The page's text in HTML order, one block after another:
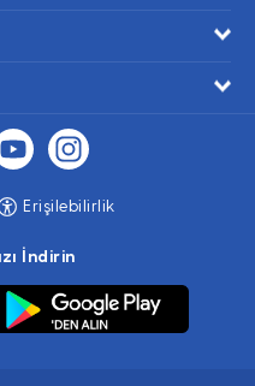
Erişilebilirlik
İndirin